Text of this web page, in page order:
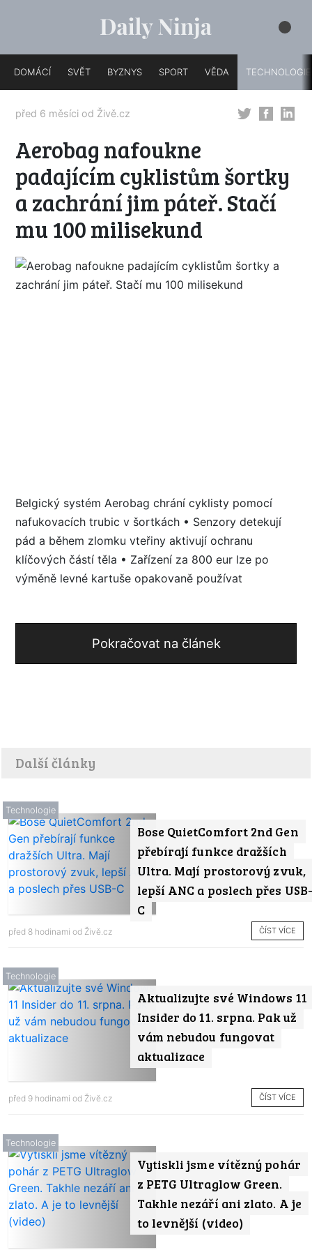
DOMÁCÍ SVĚT BYZNYS SPORT VĚDA TECHNOLOGIE
před 6 měsíci od Živě.cz
Aerobag nafoukne
padajícím cyklistům šortky
a zachrání jim páteř. Stačí
mu 100 milisekund
Belgický systém Aerobag chrání cyklisty pomocí
nafukovacích trubic v šortkách • Senzory detekují
pád a během zlomku vteřiny aktivují ochranu
klíčových částí těla • Zařízení za 800 eur lze po
výměně levné kartuše opakovaně používat
Pokračovat na článek
Další články
Bose QuietComfort 2nd Gen
přebírají funkce dražších
Ultra. Mají prostorový zvuk,
lepší ANC a poslech přes USB-
C
Technologie
před 8 hodinami od Živě.cz ČÍST VÍCE
Aktualizujte své Windows 11
Insider do 11. srpna. Pak už
vám nebudou fungovat
aktualizace
Technologie
před 9 hodinami od Živě.cz ČÍST VÍCE
Vytiskli jsme vítězný pohár
z PETG Ultraglow Green.
Takhle nezáří ani zlato. A je
to levnější (video)
Technologie